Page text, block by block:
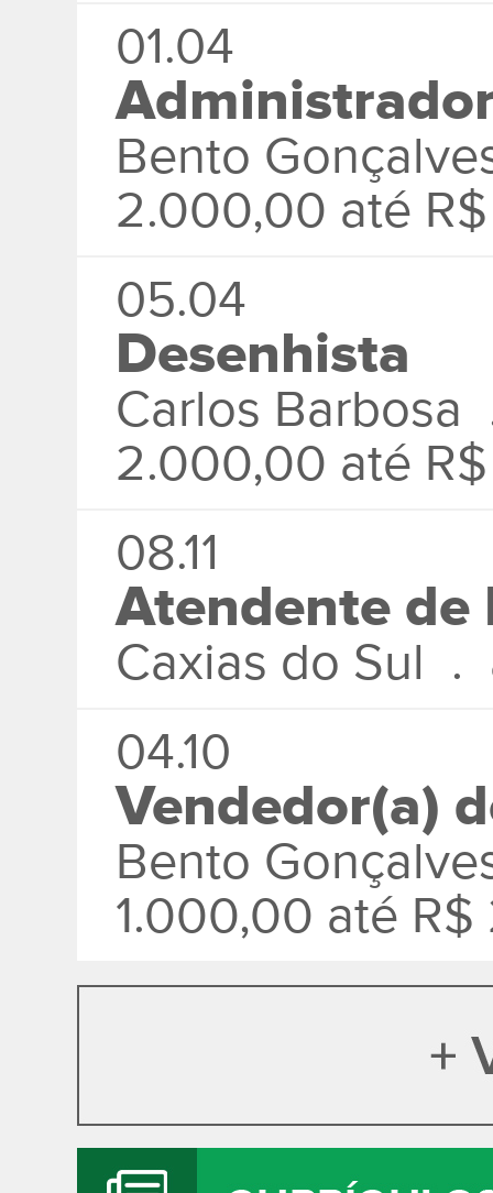
01.04
Bento
2.000,00 até
05.04
Desenhista
Carlos
2.000,00 até
08.11
Atendente de
Caxias do Sul .
04.10
Vendedor(a)
Bento
1.000,00 até